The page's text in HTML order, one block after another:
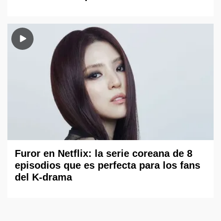
Furor en Netflix: la serie coreana de 8
episodios que es perfecta para los fans
del K-drama